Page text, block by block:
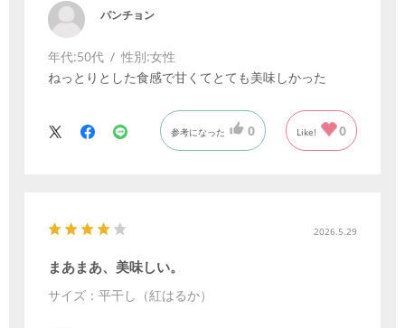
パンチョン
年代:50代 性別:女性
ねっとりとした食感で甘くてとても美味しかった
参考になった 0 Like! 0
2026.5.29
まあまあ、美味しい。
サイズ：平干し（紅はるか）